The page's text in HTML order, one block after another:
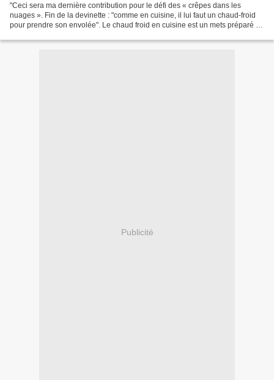
"Ceci sera ma dernière contribution pour le défi des « crêpes dans les
nuages ». Fin de la devinette : "comme en cuisine, il lui faut un chaud-froid
pour prendre son envolée". Le chaud froid en cuisine est un mets préparé à
Publicité